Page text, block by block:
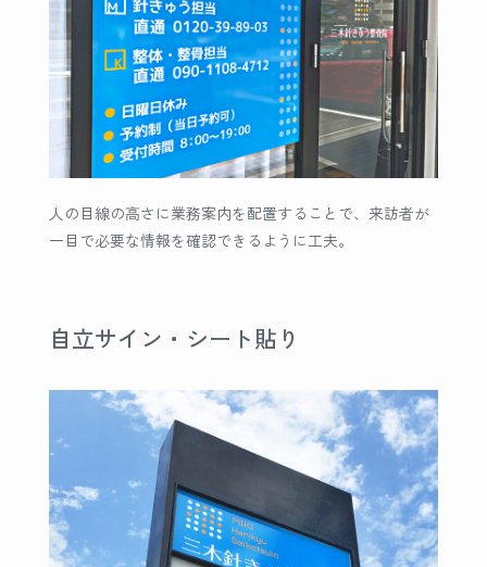
人の目線の高さに業務案内を配置することで、来訪者が
一目で必要な情報を確認できるように工夫。
自立サイン・シート貼り